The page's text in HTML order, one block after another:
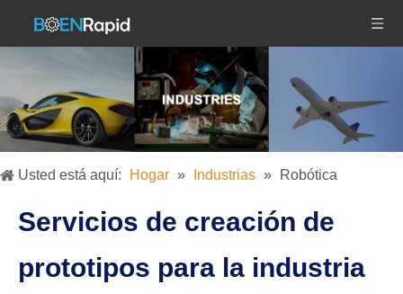
Usted está aquí: Hogar » Industrias » Robótica
Servicios de creación de
prototipos para la industria